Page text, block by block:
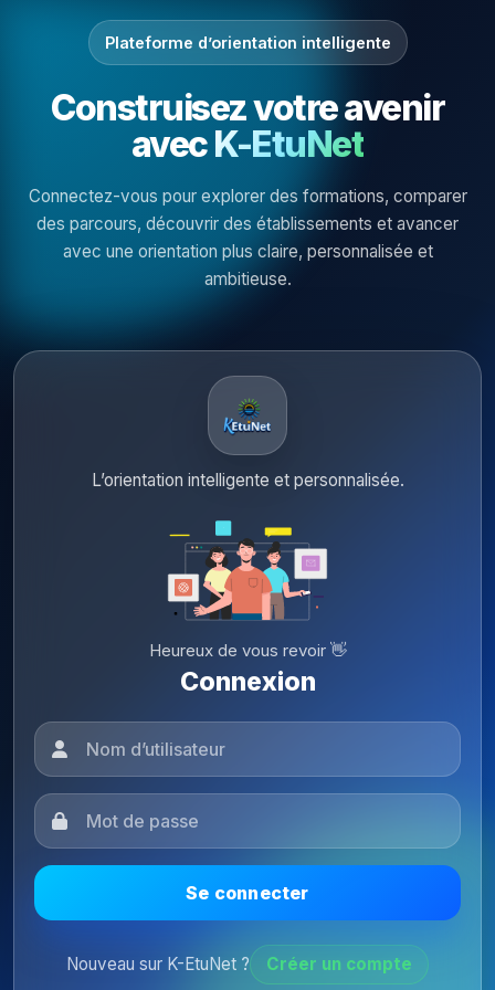
Plateforme d’orientation intelligente
Construisez votre avenir
avecK-EtuNet
Connectez-vous pour explorer des formations, comparer
des parcours, découvrir des établissements et avancer
avec une orientation plus claire, personnalisée et
ambitieuse.
L’orientation intelligente et personnalisée.
Heureux de vous revoir 👋
Connexion
Se connecter
Nouveau sur K-EtuNet ? Créer un compte